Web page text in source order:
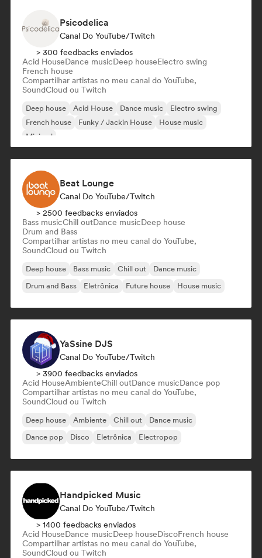
Psicodelica
Canal Do YouTube/Twitch
> 300 feedbacks enviados
Acid HouseDance musicDeep houseElectro swing
French house
Compartilhar artistas no meu canal do YouTube,
SoundCloud ou Twitch
Deep house Acid House Dance music
Electro swing
French house
Funky / Jackin House
House music
Minimal
Beat Lounge
Canal Do YouTube/Twitch
> 2500 feedbacks enviados
Bass musicChill outDance musicDeep house
Drum and Bass
Compartilhar artistas no meu canal do YouTube,
SoundCloud ou Twitch
Deep house Bass music Chill out
Dance music
Drum and Bass
Eletrônica Future house House music
YaSsine DJS
Canal Do YouTube/Twitch
> 3900 feedbacks enviados
Acid HouseAmbienteChill outDance musicDance pop
Compartilhar artistas no meu canal do YouTube,
SoundCloud ou Twitch
Deep house Ambiente Chill out
Dance music
Dance pop
Disco Eletrônica Electropop
Handpicked Music
Canal Do YouTube/Twitch
> 1400 feedbacks enviados
Acid HouseDance musicDeep houseDiscoFrench house
Compartilhar artistas no meu canal do YouTube,
SoundCloud ou Twitch